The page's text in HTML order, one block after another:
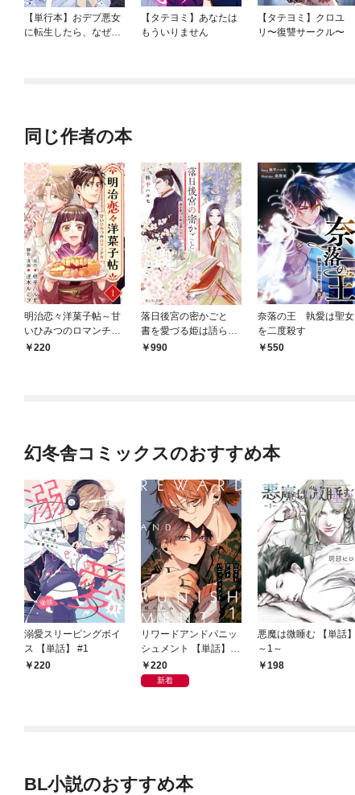
【単行本】おデブ悪女
に転生したら、なぜか
【タテヨミ】あなたは
もういりません
【タテヨミ】クロユ
リ〜復讐サークル〜
同じ作者の本
明治恋々洋菓子帖～甘
いひみつのロマンチカ
～ 1巻
220
落日後宮の密かごと
書を愛づる姫は語らな
い990
奈落の王 執愛は聖女
を二度殺す
550
幻冬舎コミックスのおすすめ本
溺愛スリーピングボイ
ス 【単話】 #1
220
リワードアンドパニッ
シュメント 【単話】
第1話
220
新着
悪魔は微睡む 【単話】
～1～
198
BL小説のおすすめ本